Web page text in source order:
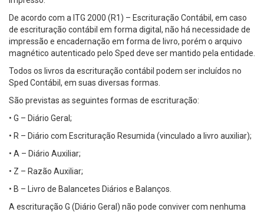
De acordo com a ITG 2000 (R1) – Escrituração Contábil, em caso
de escrituração contábil em forma digital, não há necessidade de
impressão e encadernação em forma de livro, porém o arquivo
magnético autenticado pelo Sped deve ser mantido pela entidade.
Todos os livros da escrituração contábil podem ser incluídos no
Sped Contábil, em suas diversas formas.
São previstas as seguintes formas de escrituração:
• G – Diário Geral;
• R – Diário com Escrituração Resumida (vinculado a livro auxiliar);
• A – Diário Auxiliar;
• Z – Razão Auxiliar;
• B – Livro de Balancetes Diários e Balanços.
A escrituração G (Diário Geral) não pode conviver com nenhuma